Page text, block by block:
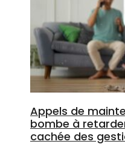
Appels de
bombe à
cachée des